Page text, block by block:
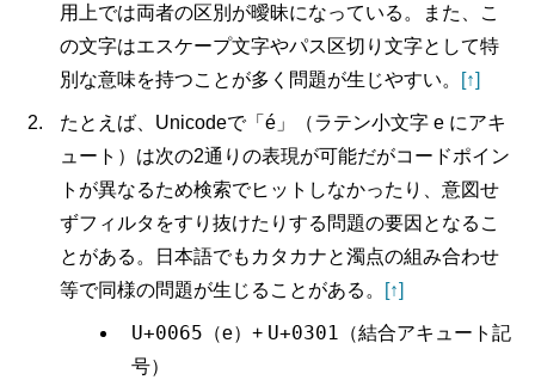
用上では両者の区別が曖昧になっている。また、こ
の文字はエスケープ文字やパス区切り文字として特
別な意味を持つことが多く問題が生じやすい。
[↑]
たとえば、Unicodeで「é」（ラテン小文字 e にアキ
ュート）は次の2通りの表現が可能だがコードポイン
トが異なるため検索でヒットしなかったり、意図せ
ずフィルタをすり抜けたりする問題の要因となるこ
とがある。日本語でもカタカナと濁点の組み合わせ
等で同様の問題が生じることがある。
[↑]
U+0065 （e）+ U+0301
（結合アキュート記
号）